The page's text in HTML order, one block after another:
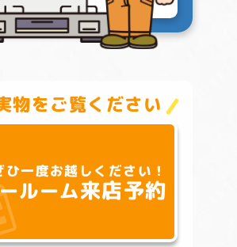
物をご覧ください
ひ一度お越しください！
ルーム来店予約